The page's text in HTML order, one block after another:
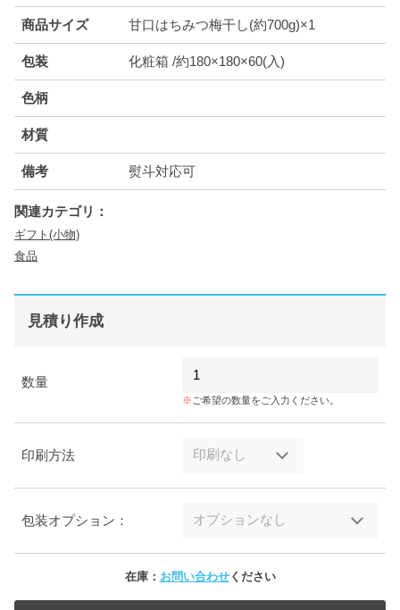
商品サイズ 甘口はちみつ梅干し(約700g)×1
包装 化粧箱 /約180×180×60(入)
色柄
材質
備考 熨斗対応可
関連カテゴリ：
ギフト(小物)
食品
見積り作成
数量
ご希望の数量をご入力ください。
印刷方法
包装オプション：
在庫： お問い合わせください